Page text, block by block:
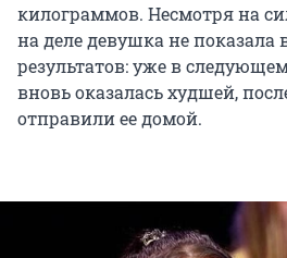
килограммов. Несмотря на
на деле девушка не
результатов: уже в
вновь оказалась худшей,
отправили ее домой.